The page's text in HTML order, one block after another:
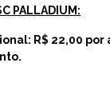
PALLADIUM:
R$ 22,00 por